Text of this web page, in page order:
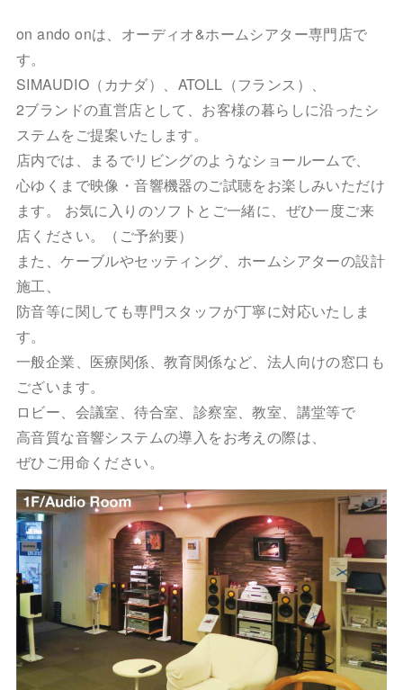
on ando onは、オーディオ&ホームシアター専門店で
す。
SIMAUDIO（カナダ）、ATOLL（フランス）、
2ブランドの直営店として、お客様の暮らしに沿ったシ
ステムをご提案いたします。
店内では、まるでリビングのようなショールームで、
心ゆくまで映像・音響機器のご試聴をお楽しみいただけ
ます。 お気に入りのソフトとご一緒に、ぜひ一度ご来
店ください。（ご予約要）
また、ケーブルやセッティング、ホームシアターの設計
施工、
防音等に関しても専門スタッフが丁寧に対応いたしま
す。
一般企業、医療関係、教育関係など、法人向けの窓口も
ございます。
ロビー、会議室、待合室、診察室、教室、講堂等で
高音質な音響システムの導入をお考えの際は、
ぜひご用命ください。